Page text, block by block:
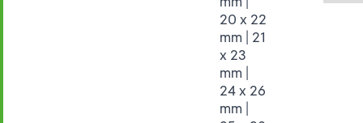
20 x 22
mm | 21
x 23
mm |
24 x 26
mm |